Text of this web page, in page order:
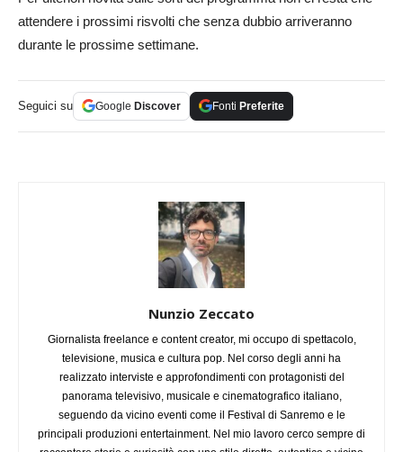
attendere i prossimi risvolti che senza dubbio arriveranno
durante le prossime settimane.
Seguici su Google Discover Fonti Preferite
Nunzio Zeccato
Giornalista freelance e content creator, mi occupo di spettacolo,
televisione, musica e cultura pop. Nel corso degli anni ha
realizzato interviste e approfondimenti con protagonisti del
panorama televisivo, musicale e cinematografico italiano,
seguendo da vicino eventi come il Festival di Sanremo e le
principali produzioni entertainment. Nel mio lavoro cerco sempre di